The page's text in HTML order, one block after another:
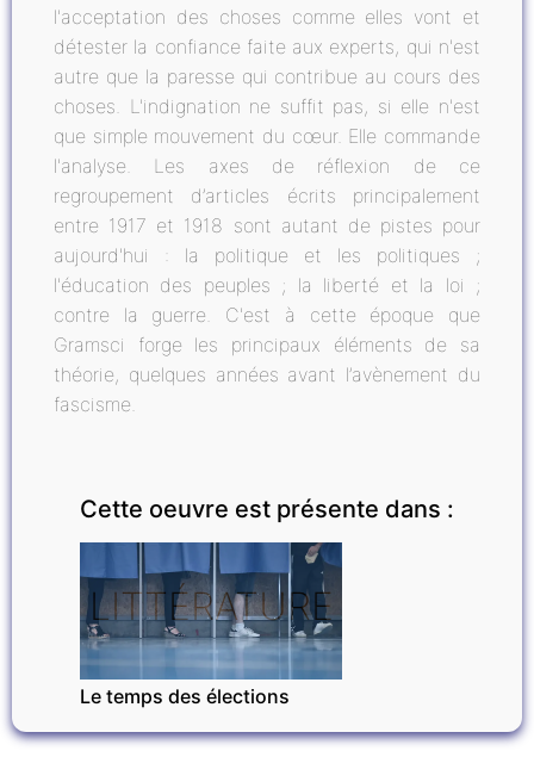
l'acceptation des choses comme elles vont et
détester la confiance faite aux experts, qui n'est
autre que la paresse qui contribue au cours des
choses. L'indignation ne suffit pas, si elle n'est
que simple mouvement du cœur. Elle commande
l'analyse. Les axes de réflexion de ce
regroupement d’articles écrits principalement
entre 1917 et 1918 sont autant de pistes pour
aujourd'hui : la politique et les politiques ;
l'éducation des peuples ; la liberté et la loi ;
contre la guerre. C'est à cette époque que
Gramsci forge les principaux éléments de sa
théorie, quelques années avant l’avènement du
fascisme.
Cette oeuvre est présente dans :
LITTÉRATURE
Le temps des élections